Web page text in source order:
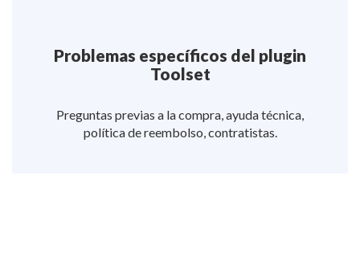
Problemas específicos del plugin
Toolset
Preguntas previas a la compra, ayuda técnica,
política de reembolso, contratistas.